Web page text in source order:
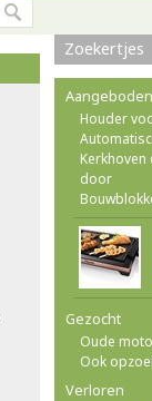
Zoekertjes
Aangeboden
Houder
door
Gezocht
Oude
Ook
Verloren